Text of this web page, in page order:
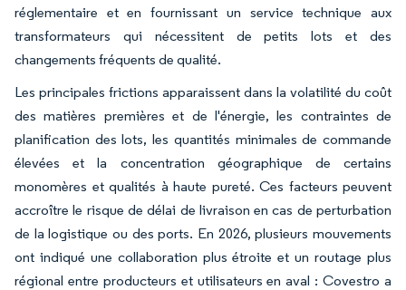
réglementaire et en fournissant un service technique aux
transformateurs qui nécessitent de petits lots et des
changements fréquents de qualité.
Les principales frictions apparaissent dans la volatilité du coût
des matières premières et de l'énergie, les contraintes de
planification des lots, les quantités minimales de commande
élevées et la concentration géographique de certains
monomères et qualités à haute pureté. Ces facteurs peuvent
accroître le risque de délai de livraison en cas de perturbation
de la logistique ou des ports. En 2026, plusieurs mouvements
ont indiqué une collaboration plus étroite et un routage plus
régional entre producteurs et utilisateurs en aval : Covestro a